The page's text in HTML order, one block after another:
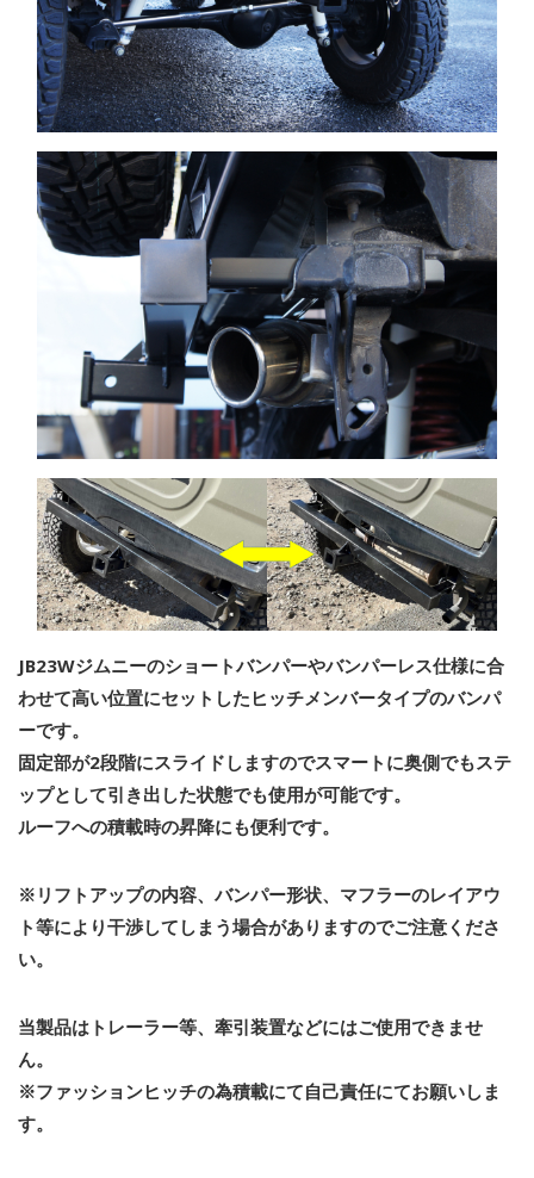
JB23Wジムニーのショートバンパーやバンパーレス仕様に合
わせて高い位置にセットしたヒッチメンバータイプのバンパ
ーです。
固定部が2段階にスライドしますのでスマートに奥側でもステ
ップとして引き出した状態でも使用が可能です。
ルーフへの積載時の昇降にも便利です。
※リフトアップの内容、バンパー形状、マフラーのレイアウ
ト等により干渉してしまう場合がありますのでご注意くださ
い。
当製品はトレーラー等、牽引装置などにはご使用できませ
ん。
※ファッションヒッチの為積載にて自己責任にてお願いしま
す。